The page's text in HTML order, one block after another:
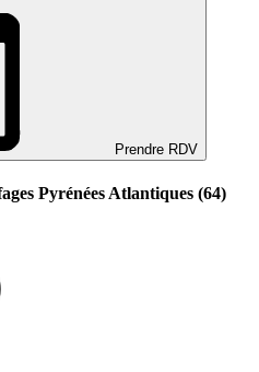
Prendre RDV
Pyrénées Atlantiques (64)